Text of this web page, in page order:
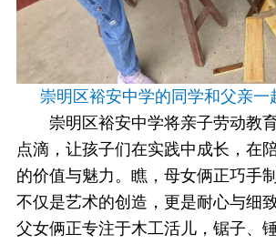
崇明区裕安中学的同学和父亲一
崇明区裕安中学将亲子劳动教
点滴，让孩子们在实践中成长，在
的价值与魅力。瞧，母女俩正巧手
不仅是艺术的创造，更是耐心与细
父女俩正专注于木工活儿，锯子、